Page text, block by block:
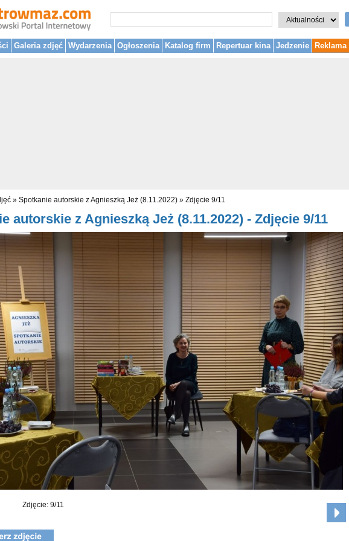
Galeria zdjęć Wydarzenia Ogłoszenia Katalog firm Repertuar kina Jedzenie Reklama
» Spotkanie autorskie z Agnieszką Jeż (8.11.2022) » Zdjęcie 9/11
autorskie z Agnieszką Jeż (8.11.2022) - Zdjęcie 9/11
Zdjęcie: 9/11